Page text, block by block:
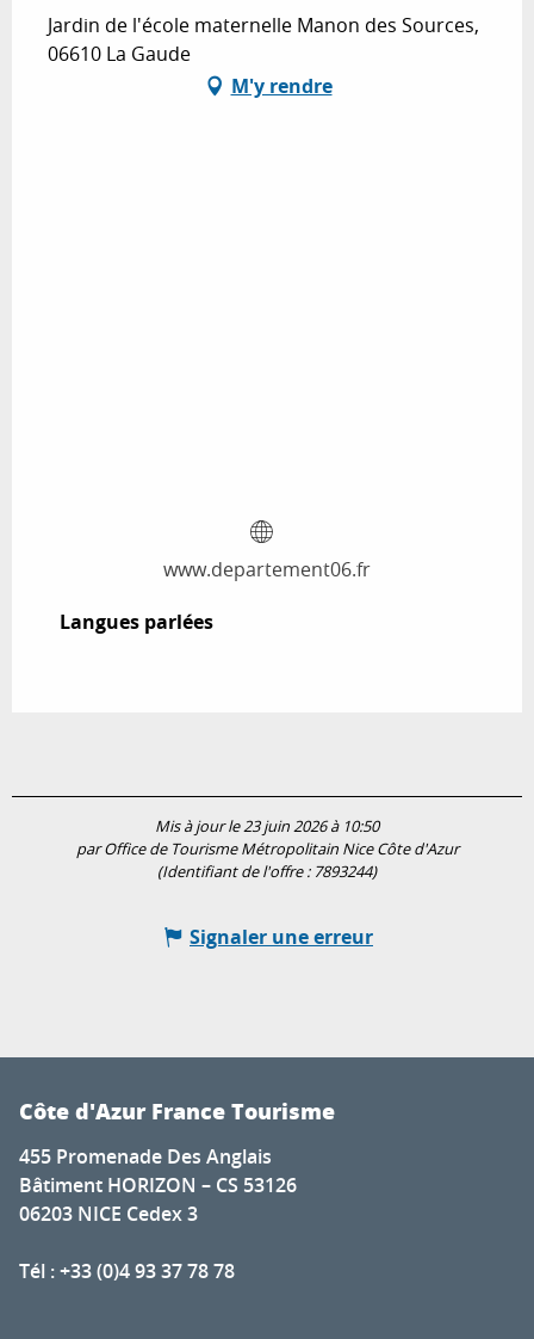
Jardin de l'école maternelle Manon des Sources,
06610 La Gaude
M'y rendre
www.departement06.fr
Langues parlées
Langues parlées
Mis à jour le 23 juin 2026 à 10:50
par Office de Tourisme Métropolitain Nice Côte d'Azur
(Identifiant de l'offre : 7893244)
Signaler une erreur
Côte d'Azur France Tourisme
455 Promenade Des Anglais
Bâtiment HORIZON – CS 53126
06203 NICE Cedex 3
Tél : +33 (0)4 93 37 78 78